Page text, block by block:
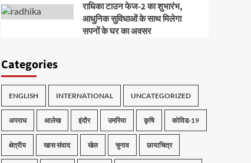
राधिका टाउन फेज-2 का शुभारंभ,
आधुनिक सुविधाओं के साथ मिलेगा
सपनों के घर का अवसर
Categories
ENGLISH INTERNATIONAL UNCATEGORIZED
अपराध आलेख इंदौर उमरिया कृषि कोविड-19
क्षेत्रीय खास संवाद खेल चुनाव छायाचित्र